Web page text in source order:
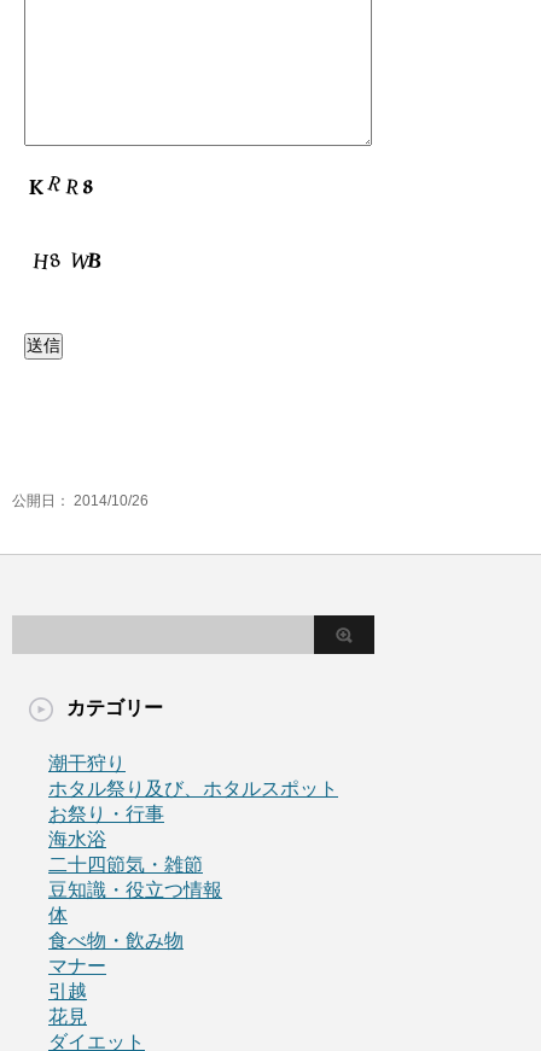
公開日： 2014/10/26
カテゴリー
潮干狩り
ホタル祭り及び、ホタルスポット
お祭り・行事
海水浴
二十四節気・雑節
豆知識・役立つ情報
体
食べ物・飲み物
マナー
引越
花見
ダイエット